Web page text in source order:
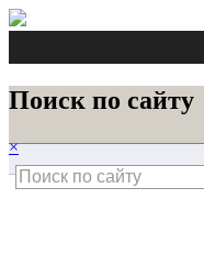
Поиск по сайту
×